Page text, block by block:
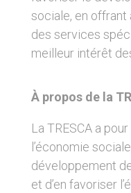
sociale, en
des services
meilleur intérêt
À propos de la
La TRESCA a
l’économie
développement
et d’en favoriser